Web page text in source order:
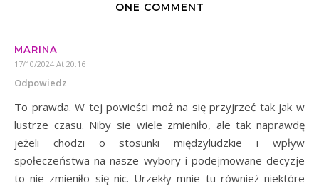
ONE COMMENT
MARINA
17/10/2024 At 20:16
Odpowiedz
To prawda. W tej powieści moż na się przyjrzeć tak jak w
lustrze czasu. Niby sie wiele zmieniło, ale tak naprawdę
jeżeli chodzi o stosunki międzyludzkie i wpływ
społeczeństwa na nasze wybory i podejmowane decyzje
to nie zmieniło się nic. Urzekły mnie tu również niektóre